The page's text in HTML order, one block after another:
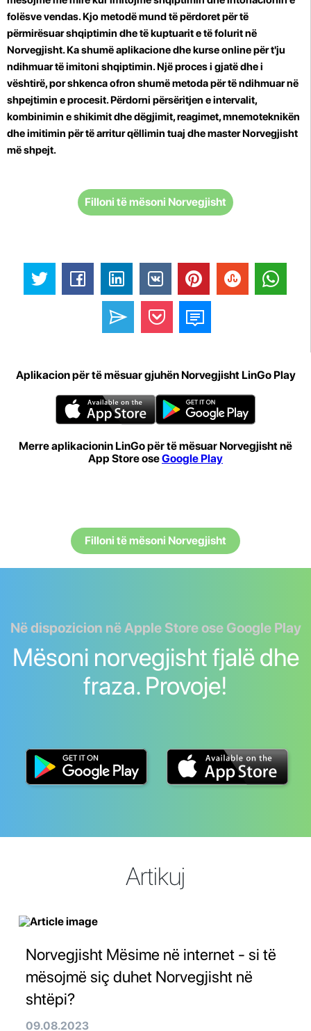
folësve vendas. Kjo metodë mund të përdoret për të
përmirësuar shqiptimin dhe të kuptuarit e të folurit në
Norvegjisht. Ka shumë aplikacione dhe kurse online për t'ju
ndihmuar të imitoni shqiptimin. Një proces i gjatë dhe i
vështirë, por shkenca ofron shumë metoda për të ndihmuar në
shpejtimin e procesit. Përdorni përsëritjen e intervalit,
kombinimin e shikimit dhe dëgjimit, reagimet, mnemoteknikën
dhe imitimin për të arritur qëllimin tuaj dhe master Norvegjisht
më shpejt.
Filloni të mësoni Norvegjisht
Aplikacion për të mësuar gjuhën Norvegjisht LinGo Play
Merre aplikacionin LinGo për të mësuar Norvegjisht në
App Store oseGoogle Play
Filloni të mësoni Norvegjisht
Në dispozicion në Apple Store ose Google Play
Mësoni norvegjisht fjalë dhe
fraza. Provoje!
Artikuj
Norvegjisht Mësime në internet - si të
mësojmë siç duhet Norvegjisht në
shtëpi?
09.08.2023